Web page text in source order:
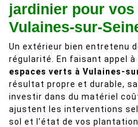
jardinier pour
Vulaines-sur-
Un extérieur bien entretenu
régularité. En faisant appel à
espaces verts à Vulaines-
résultat propre et durable,
investir dans du matériel
ajustent les interventions
sol et l’état de vos